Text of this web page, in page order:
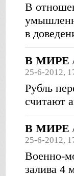
В
в
В МИРЕ
25-6-2012,
Рубль
считают
В МИРЕ
25-6-2012,
Военно-
залива 4